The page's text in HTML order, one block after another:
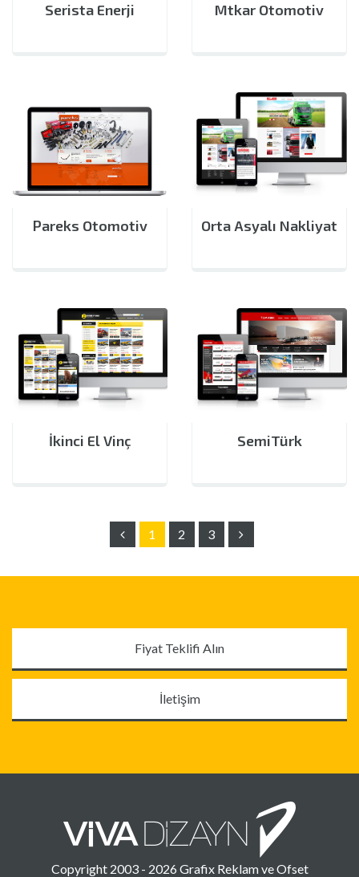
Serista Enerji Mtkar Otomotiv
Pareks Otomotiv Orta Asyalı Nakliyat
İkinci El Vinç SemiTürk
1 2 3
Fiyat Teklifi Alın
İletişim
Copyright 2003 - 2026 Grafix Reklam ve Ofset